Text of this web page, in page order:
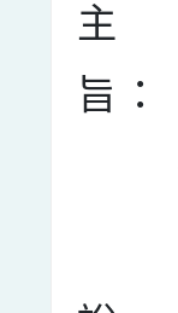
主
旨：